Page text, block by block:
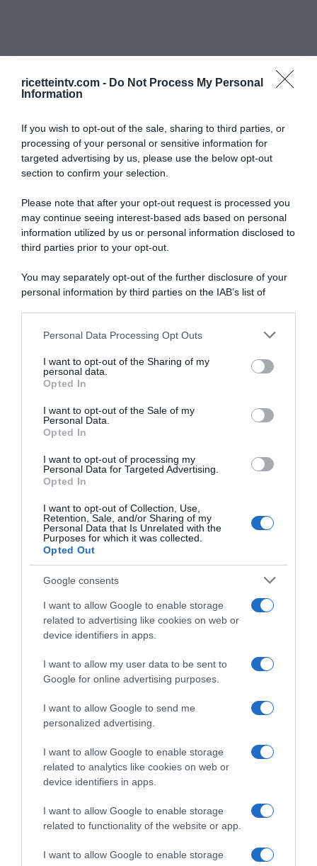
ricetteintv.com - Do Not Process My Personal
Information
If you wish to opt-out of the sale, sharing to third parties, or
processing of your personal or sensitive information for
targeted advertising by us, please use the below opt-out
section to confirm your selection.
Please note that after your opt-out request is processed you
may continue seeing interest-based ads based on personal
information utilized by us or personal information disclosed to
third parties prior to your opt-out.
You may separately opt-out of the further disclosure of your
personal information by third parties on the IAB’s list of
This information may also be disclosed by us to third parties
disclose it to other third parties.
Please note that this website/app uses one or more Google
services and may gather and store information including but
not limited to your visit or usage behaviour. You may click to
grant or deny consent to Google and its third-party tags to
consent section.
Personal Data Processing Opt Outs
I want to opt-out of the Sharing of my
personal data.
Opted In
I want to opt-out of the Sale of my
Personal Data.
Opted In
I want to opt-out of processing my
Personal Data for Targeted Advertising.
Opted In
I want to opt-out of Collection, Use,
Retention, Sale, and/or Sharing of my
Personal Data that Is Unrelated with the
Purposes for which it was collected.
Opted Out
Google consents
I want to allow Google to enable storage
related to advertising like cookies on web or
device identifiers in apps.
I want to allow my user data to be sent to
Google for online advertising purposes.
I want to allow Google to send me
personalized advertising.
I want to allow Google to enable storage
related to analytics like cookies on web or
device identifiers in apps.
I want to allow Google to enable storage
related to functionality of the website or app.
I want to allow Google to enable storage
ARTICOLI RECENTI
“A tavola con Csaba”: chelsea buns
Giusina Battaglia
“Giusina in cucina”: biscotti da inzuppo di Giusina Battaglia
“In cucina con Imma e Matteo”: tortino al cioccolato
“Camper”: semifreddo di yogurt e crumble
CHI SIAMO
Dalla tv, alla brace. RicetteInTv.com nasce dall'idea di
raccogliere le follie culinarie di chef navigati e cuochi
improvvisati, che preferiscono gli studi televisivi alle cucine di
un ristorante...continua...